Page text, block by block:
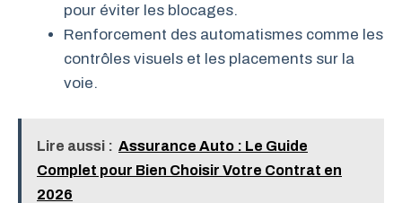
pour éviter les blocages.
Renforcement des automatismes comme les
contrôles visuels et les placements sur la
voie.
Lire aussi : Assurance Auto : Le Guide
Complet pour Bien Choisir Votre Contrat en
2026